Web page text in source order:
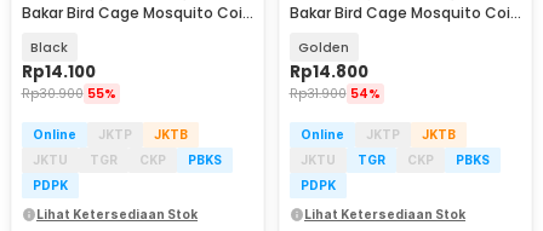
Bakar Bird Cage Mosquito Coil
Black
Rp14.100
Rp30.900 55%
Online JKTP
JKTB
JKTU
TGR CKP
PBKS
PDPK
Lihat Ketersediaan Stok
Bakar Bird Cage Mosquito Coil
Golden
Rp14.800
Rp31.900 54%
Online JKTP
JKTB
JKTU
TGR CKP
PBKS
PDPK
Lihat Ketersediaan Stok